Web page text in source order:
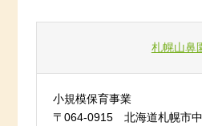
札幌山鼻
小規模保育事業
〒064-0915 北海道札幌市